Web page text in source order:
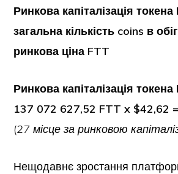
Ринкова капіталізація
загальна кількість coins в
ринкова ціна FTT
Ринкова капіталізація
137 072 627,52 FTT x $42,62
(27 місце за ринковою
Нещодавнє зростання